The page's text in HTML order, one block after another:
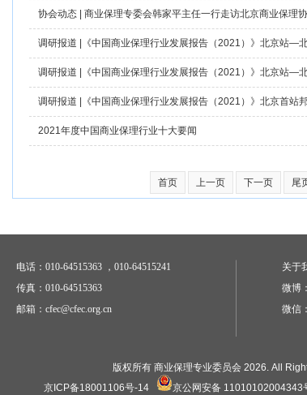
协会动态 | 商业保理专委会韩家平主任一行走访北京商业保理
调研报道 |《中国商业保理行业发展报告（2021）》北京站—
调研报道 |《中国商业保理行业发展报告（2021）》北京站—
调研报道 |《中国商业保理行业发展报告（2021）》北京首站
2021年度中国商业保理行业十大要闻
首页 上一页 下一页 尾
电话：010-64515363 ，010-64515241
传真：010-64515363
邮箱：cfec@cfec.org.cn
关于
微博
微信
版权所有 商业保理专业委员会 2026. All
京ICP备18001106号-14
京公网安备 11010102004343